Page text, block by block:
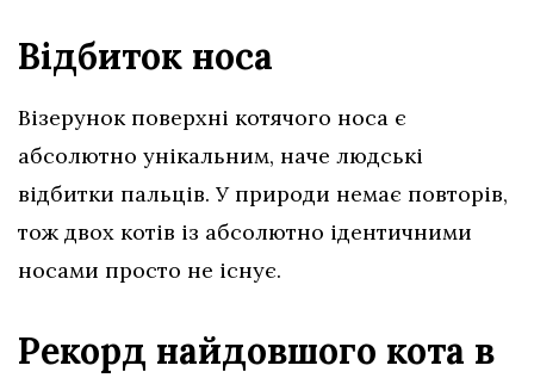
Відбиток носа
Візерунок поверхні котячого носа є
абсолютно унікальним, наче людські
відбитки пальців. У природи немає повторів,
тож двох котів із абсолютно ідентичними
носами просто не існує.
Рекорд найдовшого кота в